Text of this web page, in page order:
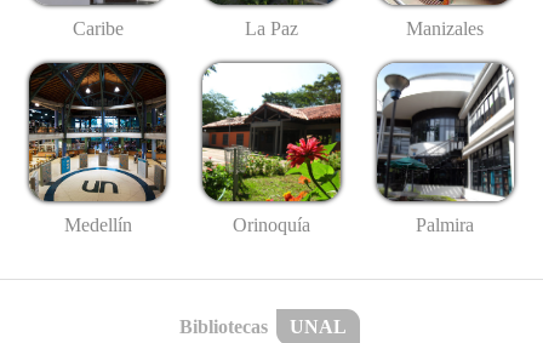
Caribe La Paz Manizales
Medellín Orinoquía Palmira
Bibliotecas UNAL